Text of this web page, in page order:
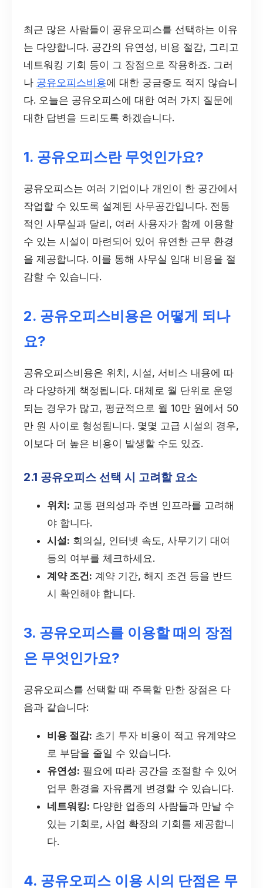
최근 많은 사람들이 공유오피스를 선택하는 이유
는 다양합니다. 공간의 유연성, 비용 절감, 그리고
네트워킹 기회 등이 그 장점으로 작용하죠. 그러
나 공유오피스비용에 대한 궁금증도 적지 않습니
다. 오늘은 공유오피스에 대한 여러 가지 질문에
대한 답변을 드리도록 하겠습니다.
1. 공유오피스란 무엇인가요?
공유오피스는 여러 기업이나 개인이 한 공간에서
작업할 수 있도록 설계된 사무공간입니다. 전통
적인 사무실과 달리, 여러 사용자가 함께 이용할
수 있는 시설이 마련되어 있어 유연한 근무 환경
을 제공합니다. 이를 통해 사무실 임대 비용을 절
감할 수 있습니다.
2. 공유오피스비용은 어떻게 되나
요?
공유오피스비용은 위치, 시설, 서비스 내용에 따
라 다양하게 책정됩니다. 대체로 월 단위로 운영
되는 경우가 많고, 평균적으로 월 10만 원에서 50
만 원 사이로 형성됩니다. 몇몇 고급 시설의 경우,
이보다 더 높은 비용이 발생할 수도 있죠.
2.1 공유오피스 선택 시 고려할 요소
위치: 교통 편의성과 주변 인프라를 고려해
야 합니다.
시설: 회의실, 인터넷 속도, 사무기기 대여
등의 여부를 체크하세요.
계약 조건: 계약 기간, 해지 조건 등을 반드
시 확인해야 합니다.
3. 공유오피스를 이용할 때의 장점
은 무엇인가요?
공유오피스를 선택할 때 주목할 만한 장점은 다
음과 같습니다:
비용 절감: 초기 투자 비용이 적고 유계약으
로 부담을 줄일 수 있습니다.
유연성: 필요에 따라 공간을 조절할 수 있어
업무 환경을 자유롭게 변경할 수 있습니다.
네트워킹: 다양한 업종의 사람들과 만날 수
있는 기회로, 사업 확장의 기회를 제공합니
다.
4. 공유오피스 이용 시의 단점은 무